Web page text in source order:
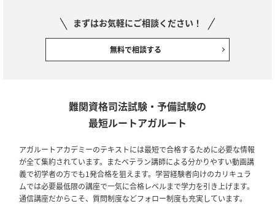
まずはお気軽にご相談ください！
無料で相談する
難関資格司法試験・予備試験の
最短ルートアガルート
アガルートアカデミーのテキストには最短で合格するために必要な情報
が全て集約されています。またベテラン講師による分かりやすい動画講
義で初学者の方でも1発合格を狙えます。学習経験者向けのカリキュラ
ムでは必要最低限の講座で一気に合格レベルまで学力を引き上げます。
通信講座だからこそ、質問制度などフォロー制度も充実しています。